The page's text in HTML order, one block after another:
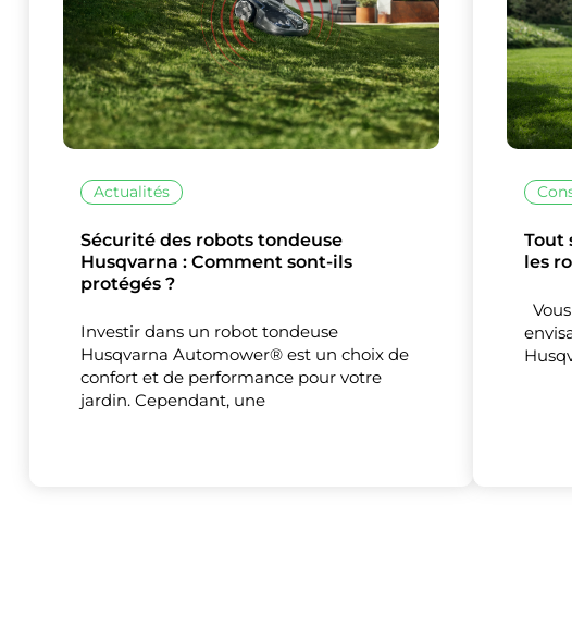
Ce site utilise
Actualités
Sécurité des robots tondeuse
Husqvarna : Comment sont-ils
protégés ?
Investir dans un robot tondeuse
Husqvarna Automower® est un choix de
confort et de performance pour votre
jardin. Cependant, une
Tout
les